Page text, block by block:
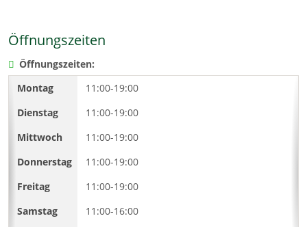
Öffnungszeiten
Öffnungszeiten:
11:00-19:00
11:00-19:00
11:00-19:00
11:00-19:00
11:00-19:00
11:00-16:00